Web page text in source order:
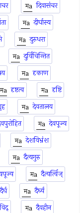
दिवासंचर
दीर्घास्य
दुरुधरा
दुर्विचिन्तित
दृकाण
दृष्टत्व
दृष्टि
देवतालय
देवपूज्य
देशविभ्रंश
दैत्यगुरु
दैत्यर्त्विज्
दैर्घ
दैर्घ्य
दैवहीन